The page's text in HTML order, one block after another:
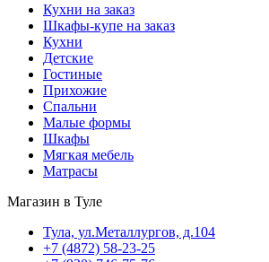
Кухни на заказ
Шкафы-купе на заказ
Кухни
Детские
Гостиные
Прихожие
Спальни
Малые формы
Шкафы
Мягкая мебель
Матрасы
Магазин в Туле
Тула, ул.Металлургов, д.104
+7 (4872) 58-23-25